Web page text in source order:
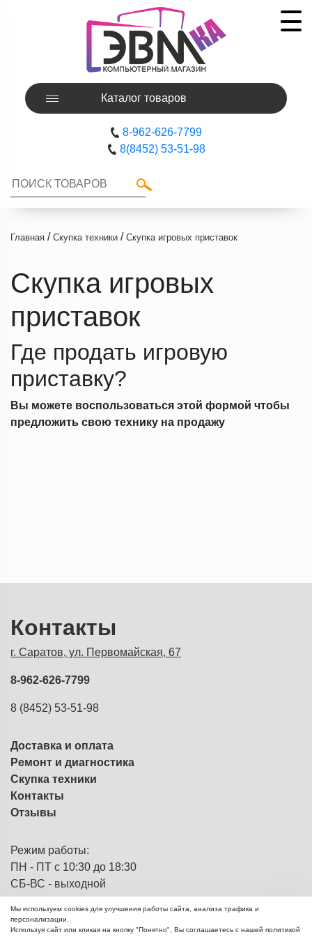
Каталог товаров
8-962-626-7799
8(8452) 53-51-98
Главная / Скупка техники / Скупка игровых приставок
Скупка игровых
приставок
Где продать игровую
приставку?
Вы можете воспользоваться этой формой чтобы
предложить свою технику на продажу
Контакты
г. Саратов, ул. Первомайская, 67
8-962-626-7799
8 (8452) 53-51-98
Доставка и оплата
Ремонт и диагностика
Скупка техники
Контакты
Отзывы
Режим работы:
ПН - ПТ с 10:30 до 18:30
СБ-ВС - выходной
© 2013 - 2026ЭВМка - компьютерный
Мы используем cookies для улучшения работы сайта, анализа трафика и
персонализации.
Используя сайт или кликая на кнопку "Понятно", Вы соглашаетесь с нашей политикой